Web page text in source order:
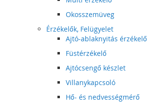
Okosszemüveg
Érzékelők, Felügyelet
Ajtó-ablaknyitás érzékelő
Füstérzékelő
Ajtócsengő készlet
Villanykapcsoló
Hő- és nedvességmérő